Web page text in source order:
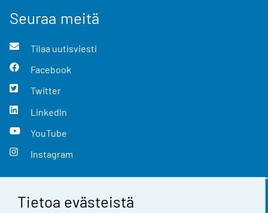
Tietoa evästeistä
Seuraa meitä
Tilaa uutisviesti
Facebook
Twitter
LinkedIn
YouTube
Instagram
Yhteystiedot